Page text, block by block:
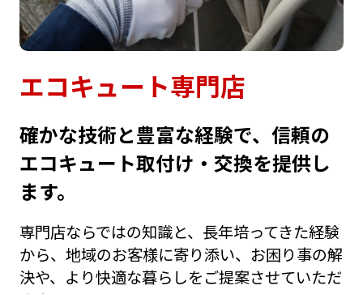
エコキュート専門店
確かな技術と豊富な経験で、信頼の
エコキュート取付け・交換を提供し
ます。
専⾨店ならではの知識と、⻑年培ってきた経験
から、地域のお客様に寄り添い、お困り事の解
決や、より快適な暮らしをご提案させていただ